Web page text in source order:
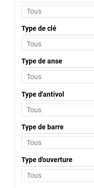
Type de clé
Type de anse
Type d'antivol
Type de barre
Type d'ouverture